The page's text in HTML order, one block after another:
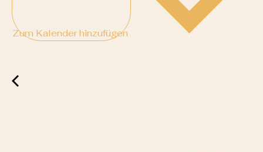
Zum Kalender hinzufügen